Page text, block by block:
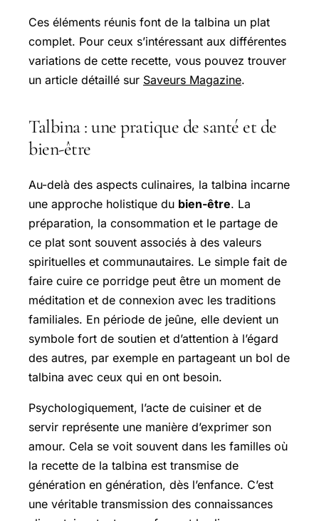
Ces éléments réunis font de la talbina un plat
complet. Pour ceux s’intéressant aux différentes
variations de cette recette, vous pouvez trouver
un article détaillé sur Saveurs Magazine.
Talbina : une pratique de santé et de
bien-être
Au-delà des aspects culinaires, la talbina incarne
une approche holistique du bien-être. La
préparation, la consommation et le partage de
ce plat sont souvent associés à des valeurs
spirituelles et communautaires. Le simple fait de
faire cuire ce porridge peut être un moment de
méditation et de connexion avec les traditions
familiales. En période de jeûne, elle devient un
symbole fort de soutien et d’attention à l’égard
des autres, par exemple en partageant un bol de
talbina avec ceux qui en ont besoin.
Psychologiquement, l’acte de cuisiner et de
servir représente une manière d’exprimer son
amour. Cela se voit souvent dans les familles où
la recette de la talbina est transmise de
génération en génération, dès l’enfance. C’est
une véritable transmission des connaissances